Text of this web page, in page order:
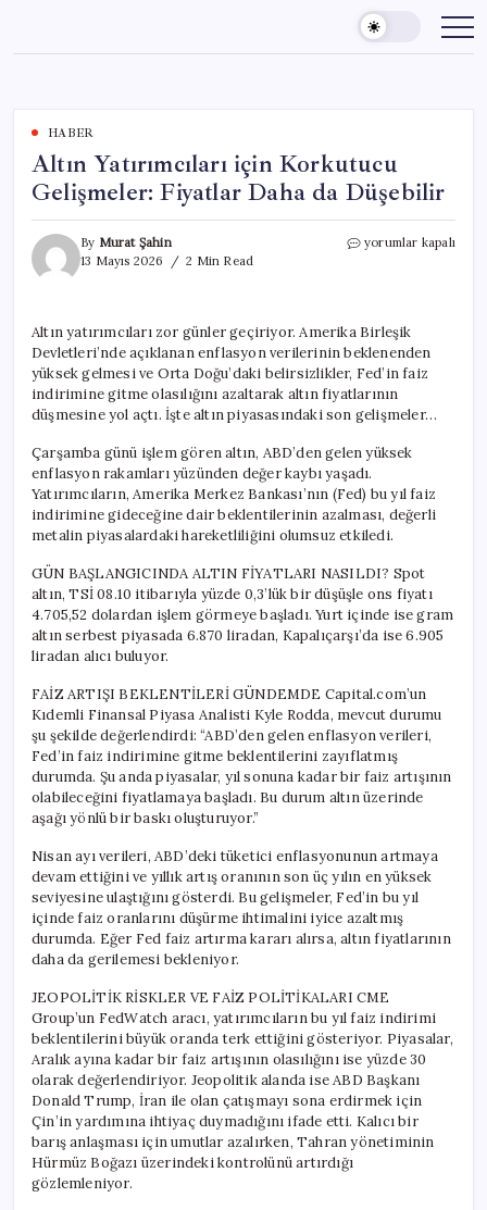
content
HABER
Altın Yatırımcıları için Korkutucu
Gelişmeler: Fiyatlar Daha da Düşebilir
By Murat Şahin
13 Mayıs 2026
2 Min Read
Altın
Fiyatlar
Daha
da
Düşebilir
için
yorumlar kapalı
Altın yatırımcıları zor günler geçiriyor. Amerika Birleşik
Devletleri’nde açıklanan enflasyon verilerinin beklenenden
yüksek gelmesi ve Orta Doğu’daki belirsizlikler, Fed’in faiz
indirimine gitme olasılığını azaltarak altın fiyatlarının
düşmesine yol açtı. İşte altın piyasasındaki son gelişmeler…
Çarşamba günü işlem gören altın, ABD’den gelen yüksek
enflasyon rakamları yüzünden değer kaybı yaşadı.
Yatırımcıların, Amerika Merkez Bankası’nın (Fed) bu yıl faiz
indirimine gideceğine dair beklentilerinin azalması, değerli
metalin piyasalardaki hareketliliğini olumsuz etkiledi.
GÜN BAŞLANGICINDA ALTIN FİYATLARI NASILDI? Spot
altın, TSİ 08.10 itibarıyla yüzde 0,3’lük bir düşüşle ons fiyatı
4.705,52 dolardan işlem görmeye başladı. Yurt içinde ise gram
altın serbest piyasada 6.870 liradan, Kapalıçarşı’da ise 6.905
liradan alıcı buluyor.
FAİZ ARTIŞI BEKLENTİLERİ GÜNDEMDE Capital.com’un
Kıdemli Finansal Piyasa Analisti Kyle Rodda, mevcut durumu
şu şekilde değerlendirdi: “ABD’den gelen enflasyon verileri,
Fed’in faiz indirimine gitme beklentilerini zayıflatmış
durumda. Şu anda piyasalar, yıl sonuna kadar bir faiz artışının
olabileceğini fiyatlamaya başladı. Bu durum altın üzerinde
aşağı yönlü bir baskı oluşturuyor.”
Nisan ayı verileri, ABD’deki tüketici enflasyonunun artmaya
devam ettiğini ve yıllık artış oranının son üç yılın en yüksek
seviyesine ulaştığını gösterdi. Bu gelişmeler, Fed’in bu yıl
içinde faiz oranlarını düşürme ihtimalini iyice azaltmış
durumda. Eğer Fed faiz artırma kararı alırsa, altın fiyatlarının
daha da gerilemesi bekleniyor.
JEOPOLİTİK RİSKLER VE FAİZ POLİTİKALARI CME
Group’un FedWatch aracı, yatırımcıların bu yıl faiz indirimi
beklentilerini büyük oranda terk ettiğini gösteriyor. Piyasalar,
Aralık ayına kadar bir faiz artışının olasılığını ise yüzde 30
olarak değerlendiriyor. Jeopolitik alanda ise ABD Başkanı
Donald Trump, İran ile olan çatışmayı sona erdirmek için
Çin’in yardımına ihtiyaç duymadığını ifade etti. Kalıcı bir
barış anlaşması için umutlar azalırken, Tahran yönetiminin
Hürmüz Boğazı üzerindeki kontrolünü artırdığı
gözlemleniyor.